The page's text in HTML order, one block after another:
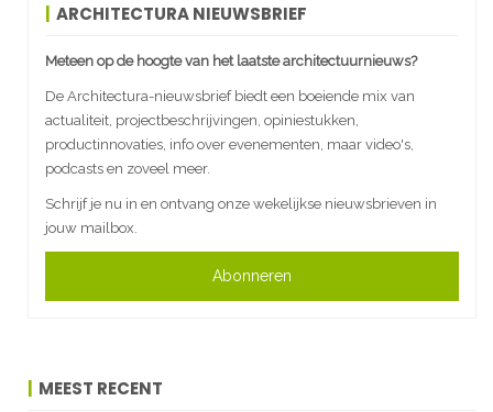
ARCHITECTURA NIEUWSBRIEF
Meteen op de hoogte van het laatste architectuurnieuws?
De Architectura-nieuwsbrief biedt een boeiende mix van
actualiteit, projectbeschrijvingen, opiniestukken,
productinnovaties, info over evenementen, maar video's,
podcasts en zoveel meer.
Schrijf je nu in en ontvang onze wekelijkse nieuwsbrieven in
jouw mailbox.
Abonneren
MEEST RECENT